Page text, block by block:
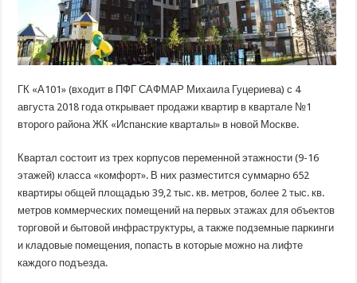
ГК «А101» (входит в ПФГ САФМАР Михаила Гуцериева) с 4
августа 2018 года открывает продажи квартир в квартале №1
второго района ЖК «Испанские кварталы» в новой Москве.
Квартал состоит из трех корпусов переменной этажности (9-16
этажей) класса «комфорт». В нихразместится суммарно 652
квартиры общей площадью 39,2 тыс. кв. метров, более 2 тыс. кв.
метров коммерческих помещений на первых этажах для объектов
торговой и бытовой инфраструктуры, а также подземные паркинги
и кладовые помещения, попасть в которые можно на лифте
каждого подъезда.